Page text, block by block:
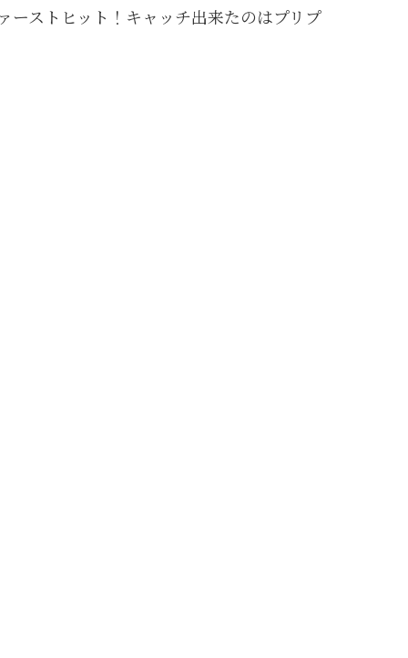
ストヒット！キャッチ出来たのはプリプ